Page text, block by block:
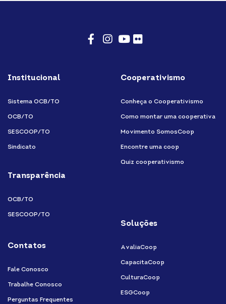
Institucional
Sistema OCB/TO
OCB/TO
SESCOOP/TO
Sindicato
Transparência
OCB/TO
SESCOOP/TO
Contatos
Fale Conosco
Trabalhe Conosco
Perguntas Frequentes
Cooperativismo
Conheça o Cooperativismo
Como montar uma cooperativa
Movimento SomosCoop
Encontre uma coop
Quiz cooperativismo
Soluções
AvaliaCoop
CapacitaCoop
CulturaCoop
ESGCoop